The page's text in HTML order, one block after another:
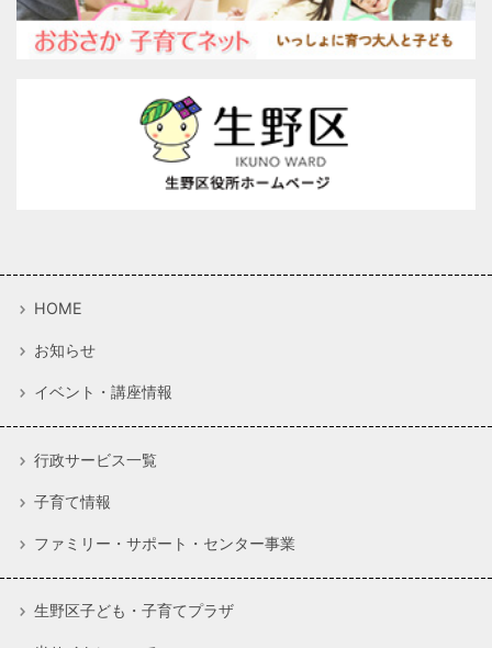
HOME
お知らせ
イベント・講座情報
行政サービス一覧
子育て情報
ファミリー・サポート・センター事業
生野区子ども・子育てプラザ